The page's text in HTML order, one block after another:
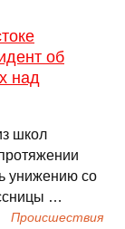
об
над
школ
унижению со
…
Происшествия